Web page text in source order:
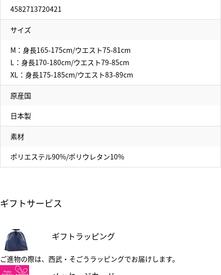
4582713720421
サイズ
M：身長165-175cm/ウエスト75-81cm
L：身長170-180cm/ウエスト79-85cm
XL：身長175-185cm/ウエスト83-89cm
原産国
日本製
素材
ポリエステル90%/ポリウレタン10%
ギフトサービス
ギフトラッピング
ご進物の際は、西武・そごうラッピングでお届けします。